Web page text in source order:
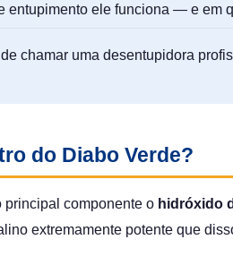
entupimento ele funciona — e em
chamar uma desentupidora
do Diabo Verde?
principal componente o hidróxido
extremamente potente que